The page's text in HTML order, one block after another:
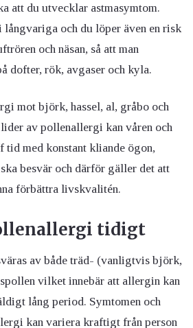
att du utvecklar astmasymtom.
och du löper även en risk
och näsan, så att man
dofter, rök, avgaser och kyla.
mot björk, hassel, al, gråbo och
av pollenallergi kan våren och
tid med konstant kliande ögon,
besvär och därför gäller det att
förbättra livskvalitén.
tidigt
av både träd- (vanligtvis björk,
vilket innebär att allergin kan
lång period. Symtomen och
kan variera kraftigt från person